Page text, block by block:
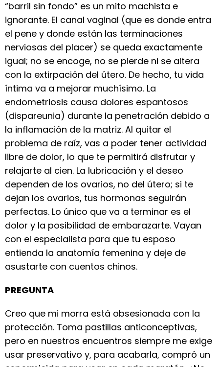
“barril sin fondo” es un mito machista e
ignorante. El canal vaginal (que es donde entra
el pene y donde están las terminaciones
nerviosas del placer) se queda exactamente
igual; no se encoge, no se pierde ni se altera
con la extirpación del útero. De hecho, tu vida
íntima va a mejorar muchísimo. La
endometriosis causa dolores espantosos
(dispareunia) durante la penetración debido a
la inflamación de la matriz. Al quitar el
problema de raíz, vas a poder tener actividad
libre de dolor, lo que te permitirá disfrutar y
relajarte al cien. La lubricación y el deseo
dependen de los ovarios, no del útero; si te
dejan los ovarios, tus hormonas seguirán
perfectas. Lo único que va a terminar es el
dolor y la posibilidad de embarazarte. Vayan
con el especialista para que tu esposo
entienda la anatomía femenina y deje de
asustarte con cuentos chinos.
PREGUNTA
Creo que mi morra está obsesionada con la
protección. Toma pastillas anticonceptivas,
pero en nuestros encuentros siempre me exige
usar preservativo y, para acabarla, compró un